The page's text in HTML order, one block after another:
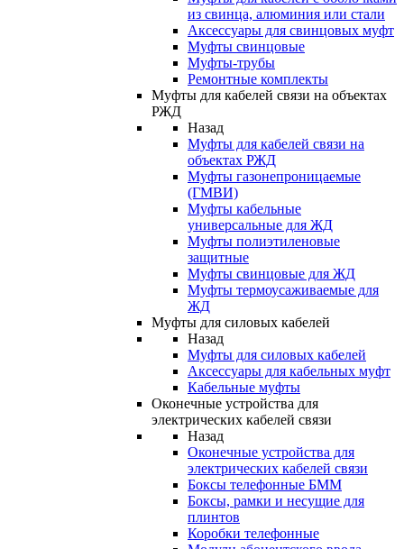
из свинца, алюминия или стали
Аксессуары для свинцовых муфт
Муфты свинцовые
Муфты-трубы
Ремонтные комплекты
Муфты для кабелей связи на объектах
РЖД
Назад
Муфты для кабелей связи на
объектах РЖД
Муфты газонепроницаемые
(ГМВИ)
Муфты кабельные
универсальные для ЖД
Муфты полиэтиленовые
защитные
Муфты свинцовые для ЖД
Муфты термоусаживаемые для
ЖД
Муфты для силовых кабелей
Назад
Муфты для силовых кабелей
Аксессуары для кабельных муфт
Кабельные муфты
Оконечные устройства для
электрических кабелей связи
Назад
Оконечные устройства для
электрических кабелей связи
Боксы телефонные БММ
Боксы, рамки и несущие для
плинтов
Коробки телефонные